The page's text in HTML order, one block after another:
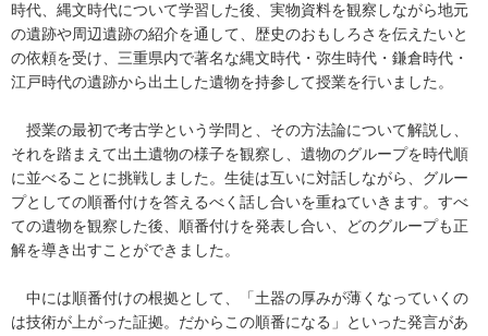
時代、縄文時代について学習した後、実物資料を観察しながら地元
の遺跡や周辺遺跡の紹介を通して、歴史のおもしろさを伝えたいと
の依頼を受け、三重県内で著名な縄文時代・弥生時代・鎌倉時代・
江戸時代の遺跡から出土した遺物を持参して授業を行いました。
授業の最初で考古学という学問と、その方法論について解説し、
それを踏まえて出土遺物の様子を観察し、遺物のグループを時代順
に並べることに挑戦しました。生徒は互いに対話しながら、グルー
プとしての順番付けを答えるべく話し合いを重ねていきます。すべ
ての遺物を観察した後、順番付けを発表し合い、どのグループも正
解を導き出すことができました。
中には順番付けの根拠として、「土器の厚みが薄くなっていくの
は技術が上がった証拠。だからこの順番になる」といった発言があ